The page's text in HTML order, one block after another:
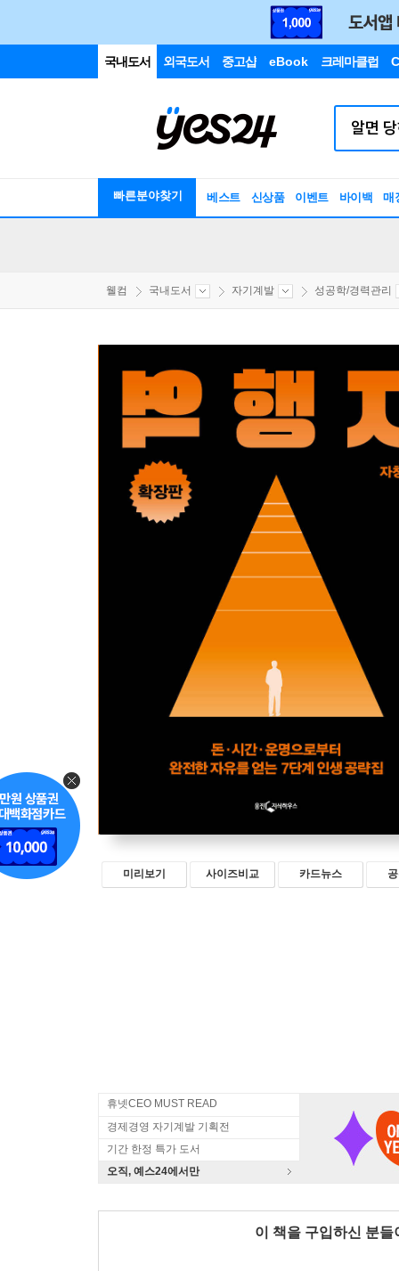
국내도서 외국도서 중고샵 eBook 크레마클럽
빠른분야찾기 베스트 신상품 이벤트 바이백 매
웰컴 국내도서 자기계발 성공학/경력관리
미리보기 사이즈비교 카드뉴스
휴넷CEO MUST READ
경제경영 자기계발 기획전
기간 한정 특가 도서
오직, 예스24에서만
이 책을 구입하신 분